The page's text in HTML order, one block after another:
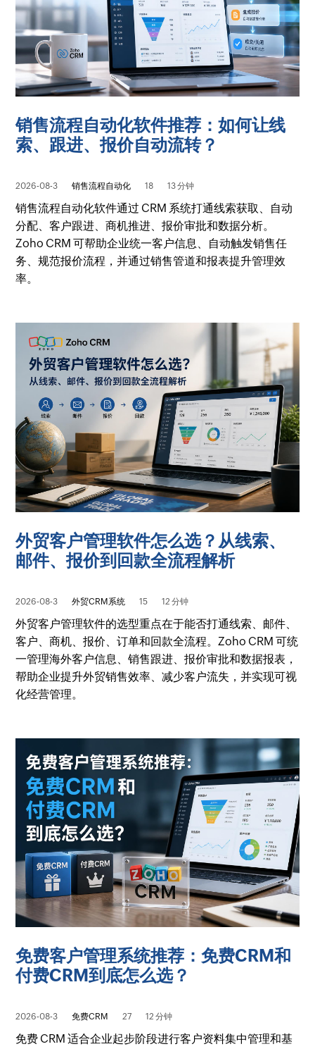
销售流程自动化软件推荐：如何让线
索、跟进、报价自动流转？
2026-08-3 销售流程自动化 18 13 分钟
销售流程自动化软件通过 CRM 系统打通线索获取、自动
分配、客户跟进、商机推进、报价审批和数据分析。
Zoho CRM 可帮助企业统一客户信息、自动触发销售任
务、规范报价流程，并通过销售管道和报表提升管理效
率。
外贸客户管理软件怎么选？从线索、
邮件、报价到回款全流程解析
2026-08-3 外贸CRM系统 15 12 分钟
外贸客户管理软件的选型重点在于能否打通线索、邮件、
客户、商机、报价、订单和回款全流程。Zoho CRM 可统
一管理海外客户信息、销售跟进、报价审批和数据报表，
帮助企业提升外贸销售效率、减少客户流失，并实现可视
化经营管理。
免费客户管理系统推荐：免费CRM和
付费CRM到底怎么选？
2026-08-3 免费CRM 27 12 分钟
免费 CRM 适合企业起步阶段进行客户资料集中管理和基